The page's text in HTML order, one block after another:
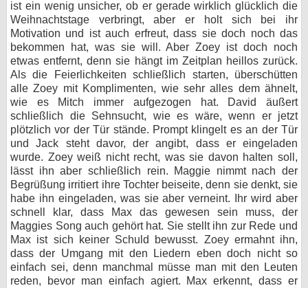
ist ein wenig unsicher, ob er gerade wirklich glücklich die
Weihnachtstage verbringt, aber er holt sich bei ihr
Motivation und ist auch erfreut, dass sie doch noch das
bekommen hat, was sie will. Aber Zoey ist doch noch
etwas entfernt, denn sie hängt im Zeitplan heillos zurück.
Als die Feierlichkeiten schließlich starten, überschütten
alle Zoey mit Komplimenten, wie sehr alles dem ähnelt,
wie es Mitch immer aufgezogen hat. David äußert
schließlich die Sehnsucht, wie es wäre, wenn er jetzt
plötzlich vor der Tür stände. Prompt klingelt es an der Tür
und Jack steht davor, der angibt, dass er eingeladen
wurde. Zoey weiß nicht recht, was sie davon halten soll,
lässt ihn aber schließlich rein. Maggie nimmt nach der
Begrüßung irritiert ihre Tochter beiseite, denn sie denkt, sie
habe ihn eingeladen, was sie aber verneint. Ihr wird aber
schnell klar, dass Max das gewesen sein muss, der
Maggies Song auch gehört hat. Sie stellt ihn zur Rede und
Max ist sich keiner Schuld bewusst. Zoey ermahnt ihn,
dass der Umgang mit den Liedern eben doch nicht so
einfach sei, denn manchmal müsse man mit den Leuten
reden, bevor man einfach agiert. Max erkennt, dass er